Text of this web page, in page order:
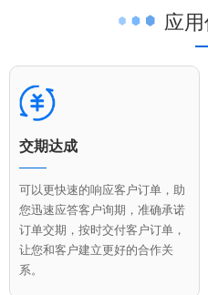
应
交期达成
可以更快速的响应客户订单，助
您迅速应答客户询期，准确承诺
订单交期，按时交付客户订单，
让您和客户建立更好的合作关
系。